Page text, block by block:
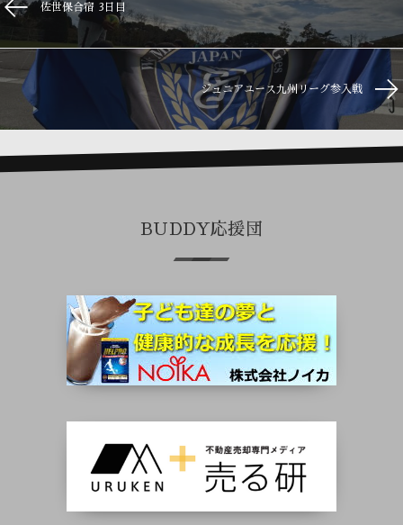
佐世保合宿 3日目
ジュニアユース九州リーグ参入戦
BUDDY応援団